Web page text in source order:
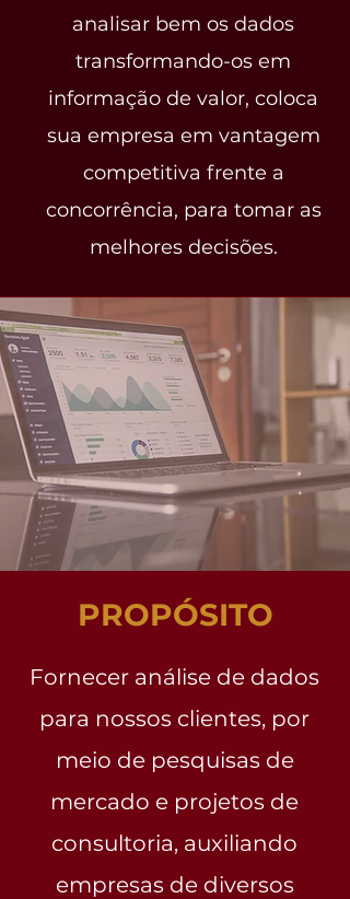
analisar bem os dados
transformando-os em
informação de valor, coloca
sua empresa em vantagem
competitiva frente a
concorrência, para tomar as
melhores decisões.
PROPÓSITO
Fornecer análise de dados
para nossos clientes, por
meio de pesquisas de
mercado e projetos de
consultoria, auxiliando
empresas de diversos